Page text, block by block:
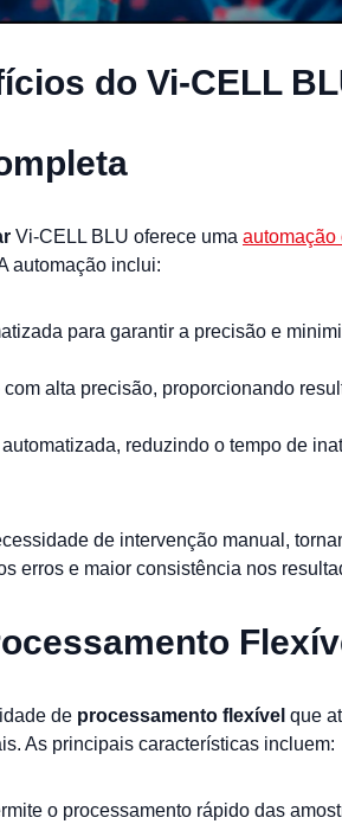
do Vi-CELL
Vi-CELL BLU oferece uma automação
automação inclui:
para garantir a precisão e
alta precisão, proporcionando
automatizada, reduzindo o tempo de
de intervenção manual,
erros e maior consistência nos
de processamento flexível que
As principais características incluem:
o processamento rápido das